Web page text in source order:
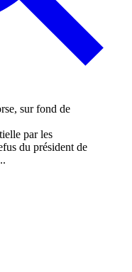
par les
du président de